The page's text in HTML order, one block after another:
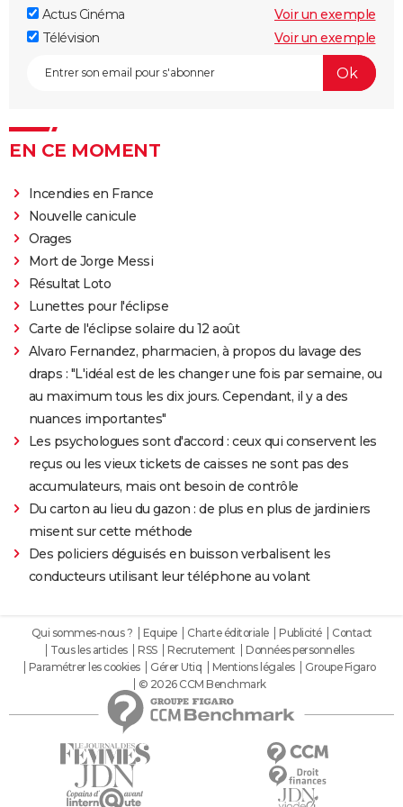
Actus Cinéma
Voir un exemple
Télévision
Voir un exemple
EN CE MOMENT
Incendies en France
Nouvelle canicule
Orages
Mort de Jorge Messi
Résultat Loto
Lunettes pour l'éclipse
Carte de l'éclipse solaire du 12 août
Alvaro Fernandez, pharmacien, à propos du lavage des
draps : "L'idéal est de les changer une fois par semaine, ou
au maximum tous les dix jours. Cependant, il y a des
nuances importantes"
Les psychologues sont d'accord : ceux qui conservent les
reçus ou les vieux tickets de caisses ne sont pas des
accumulateurs, mais ont besoin de contrôle
Du carton au lieu du gazon : de plus en plus de jardiniers
misent sur cette méthode
Des policiers déguisés en buisson verbalisent les
conducteurs utilisant leur téléphone au volant
Qui sommes-nous ? Equipe Charte éditoriale Publicité
Contact
Tous les articles
RSS Recrutement
Données personnelles
Paramétrer les cookies
Gérer Utiq Mentions légales
Groupe Figaro
© 2026 CCM Benchmark